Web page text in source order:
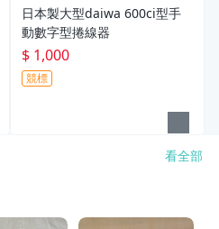
日本製大型daiwa 600ci型手
動數字型捲線器
$ 1,000
競標
看全部